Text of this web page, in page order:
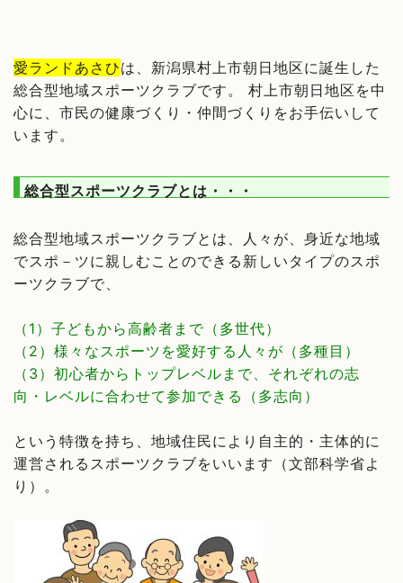
愛ランドあさひは、新潟県村上市朝日地区に誕生した
総合型地域スポーツクラブです。
村上市朝日地区を中
心に、市民の健康づくり・仲間づくりをお手伝いして
います。
総合型スポーツクラブとは・・・
総合型地域スポーツクラブとは、人々が、身近な地域
でスポ－ツに親しむことのできる新しいタイプのスポ
ーツクラブで、
（1）子どもから高齢者まで（多世代）
（2）様々なスポーツを愛好する人々が（多種目）
（3）初心者からトップレベルまで、それぞれの志
向・レベルに合わせて参加できる（多志向）
という特徴を持ち、地域住民により自主的・主体的に
運営されるスポーツクラブをいいます（文部科学省よ
り）。